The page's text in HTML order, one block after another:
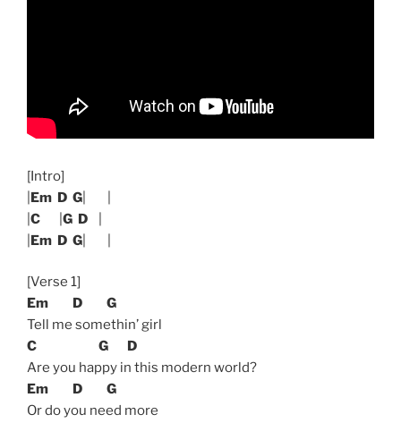
[Intro]
Em D G
C G D
Em D G
[Verse 1]
Em
D
G
Tell me somethin’ girl
C
G
D
Are you happy in this modern world?
Em
D
G
Or do you need more